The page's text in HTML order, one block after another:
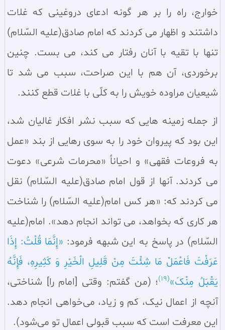
خوارج، راه را بر هر گونه ادعای دروغینی که غلات
داشتند و اظهار می ‌کردند که امام صادق(علیه السّلام)
تنها با تقیه با آنان رفتار می‌ کند، می‌ بست. چنین
برخوردی، آن هم با این صراحت، سبب می‌ شد تا
شیعیان مراوده خویش را به کلّی با غلات قطع کنند.
از جمله زمینه‌ هایی که سبب نشر افکار غالیان شد،
این بود که پیروان خود را به سوی رهایی از بند «عمل
به فروعات فقهی» و احیاناً «محرمات شرعی» دعوت
می‌ کردند. آنها از قول امام صادق(علیه السّلام) نقل
می‌ کردند که: «هر کس امام(علیه السّلام) را شناخت
هر کاری که بخواهد، می‌ تواند انجام دهد». امام(علیه
السّلام) در پاسخ به این شبهه فرمود: «إِنَّمَا قُلْتُ: إِذَا
عَرَفْتَ فَاعْمَلْ مَا شِئْتَ مِنْ قَلِیلِ الْخَیْرِ وَ کَثِیرِهِ، فَإِنَّهُ
یَقْبَلُ مِنْکَ»(19)
؛ (من گفتم: وقتی [امام را] شناختی،
آنچه از اعمال نیک، کم و زیاد، می‌خواهی انجام دهد.
این معرفت است که سبب قبولی اعمال تو می‌شود).